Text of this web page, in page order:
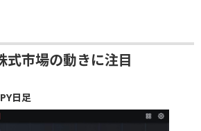
式市場の動きに注目
日足